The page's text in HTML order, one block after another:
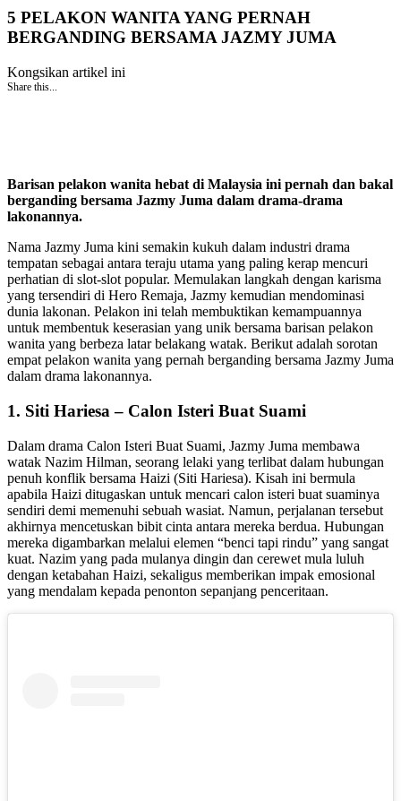
5 PELAKON WANITA YANG PERNAH
BERGANDING BERSAMA JAZMY JUMA
Kongsikan artikel ini
Share this...
Barisan pelakon wanita hebat di Malaysia ini pernah dan bakal
berganding bersama Jazmy Juma dalam drama-drama
lakonannya.
Nama Jazmy Juma kini semakin kukuh dalam industri drama
tempatan sebagai antara teraju utama yang paling kerap mencuri
perhatian di slot-slot popular. Memulakan langkah dengan karisma
yang tersendiri di Hero Remaja, Jazmy kemudian mendominasi
dunia lakonan. Pelakon ini telah membuktikan kemampuannya
untuk membentuk keserasian yang unik bersama barisan pelakon
wanita yang berbeza latar belakang watak. Berikut adalah sorotan
empat pelakon wanita yang pernah berganding bersama Jazmy Juma
dalam drama lakonannya.
1. Siti Hariesa – Calon Isteri Buat Suami
Dalam drama Calon Isteri Buat Suami, Jazmy Juma membawa
watak Nazim Hilman, seorang lelaki yang terlibat dalam hubungan
penuh konflik bersama Haizi (Siti Hariesa). Kisah ini bermula
apabila Haizi ditugaskan untuk mencari calon isteri buat suaminya
sendiri demi memenuhi sebuah wasiat. Namun, perjalanan tersebut
akhirnya mencetuskan bibit cinta antara mereka berdua. Hubungan
mereka digambarkan melalui elemen “benci tapi rindu” yang sangat
kuat. Nazim yang pada mulanya dingin dan cerewet mula luluh
dengan ketabahan Haizi, sekaligus memberikan impak emosional
yang mendalam kepada penonton sepanjang penceritaan.